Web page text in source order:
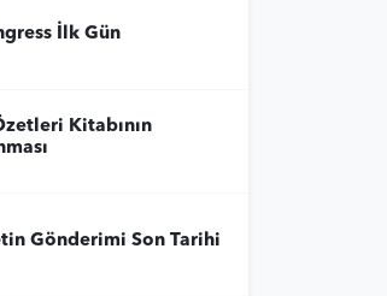
İlk Gün
Kitabının
Gönderimi Son Tarihi